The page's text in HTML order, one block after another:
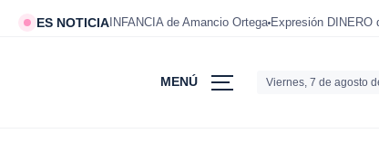
ES NOTICIA INFANCIA de Amancio Ortega Expresión DINERO
MENÚ Viernes, 7 de agosto